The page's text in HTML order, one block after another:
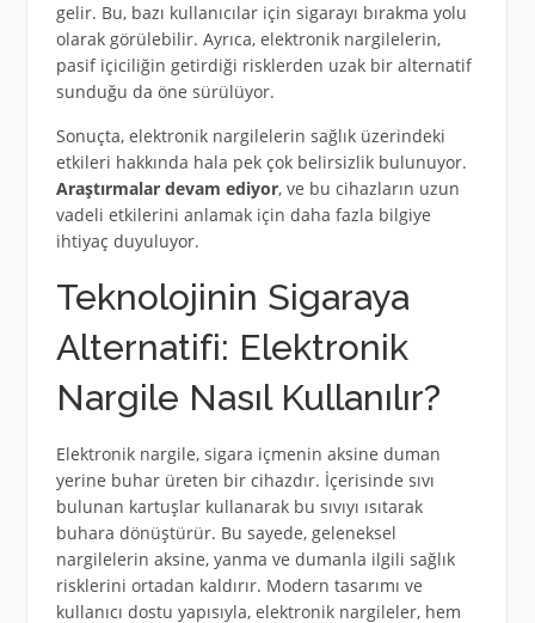
gelir. Bu, bazı kullanıcılar için sigarayı bırakma yolu
olarak görülebilir. Ayrıca, elektronik nargilelerin,
pasif içiciliğin getirdiği risklerden uzak bir alternatif
sunduğu da öne sürülüyor.
Sonuçta, elektronik nargilelerin sağlık üzerindeki
etkileri hakkında hala pek çok belirsizlik bulunuyor.
Araştırmalar devam ediyor, ve bu cihazların uzun
vadeli etkilerini anlamak için daha fazla bilgiye
ihtiyaç duyuluyor.
Teknolojinin Sigaraya
Alternatifi: Elektronik
Nargile Nasıl Kullanılır?
Elektronik nargile, sigara içmenin aksine duman
yerine buhar üreten bir cihazdır. İçerisinde sıvı
bulunan kartuşlar kullanarak bu sıvıyı ısıtarak
buhara dönüştürür. Bu sayede, geleneksel
nargilelerin aksine, yanma ve dumanla ilgili sağlık
risklerini ortadan kaldırır. Modern tasarımı ve
kullanıcı dostu yapısıyla, elektronik nargileler, hem